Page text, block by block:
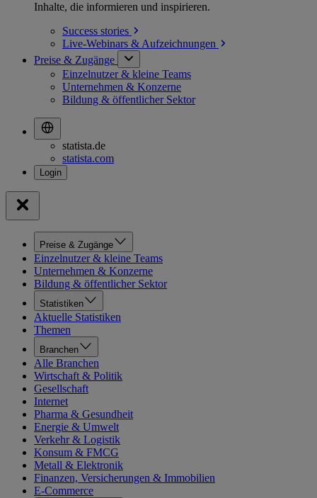
Inhalte, die informieren und inspirieren.
Success stories
Live-Webinars & Aufzeichnungen
Preise & Zugänge
Einzelnutzer & kleine Teams
Unternehmen & Konzerne
Bildung & öffentlicher Sektor
statista.de
statista.com
Preise & Zugänge
Einzelnutzer & kleine Teams
Unternehmen & Konzerne
Bildung & öffentlicher Sektor
Statistiken
Aktuelle Statistiken
Themen
Branchen
Alle Branchen
Wirtschaft & Politik
Gesellschaft
Internet
Pharma & Gesundheit
Energie & Umwelt
Verkehr & Logistik
Konsum & FMCG
Metall & Elektronik
Finanzen, Versicherungen & Immobilien
E-Commerce